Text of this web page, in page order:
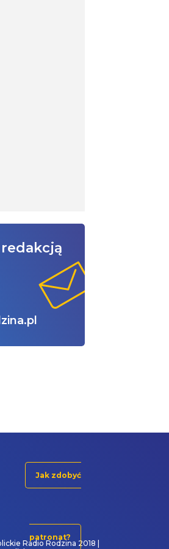
Jak zdobyć
patronat?
Radio Rodzina 2018 |